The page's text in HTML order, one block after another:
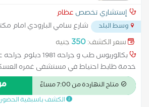
إستشاري تخصص عظام
وسط البلد
شارع سامي البارودي امام
الخلق...
سعر الكشف:350 جنيه
متفرقة علي
العام) متاح النهاردة من 7:00 مساءً
الكشف باسبقية الحضور